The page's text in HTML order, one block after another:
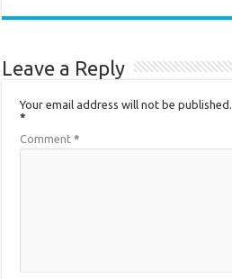
Leave a Reply
Your email address will not be published.
*
Comment*